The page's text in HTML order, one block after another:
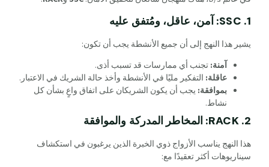
1. SSC: آمن، عاقل، ومُتفق عليه
يشير هذا النهج إلى أن جميع الأنشطة يجب أن تكون:
آمنة: تجنب أي ممارسات قد تسبب أذى.
عاقلة: التفكير مليًا في الأنشطة وأخذ حالة الشريك في الاعتبار.
بموافقة: يجب أن يكون الشريكان على اتفاق واعٍ بشأن كل
نشاط.
2. RACK: المخاطر المدركة والموافقة
هذا النهج يناسب الأزواج ذوي الخبرة الذين يرغبون في استكشاف
سيناريوهات أكثر تعقيدًا مع: